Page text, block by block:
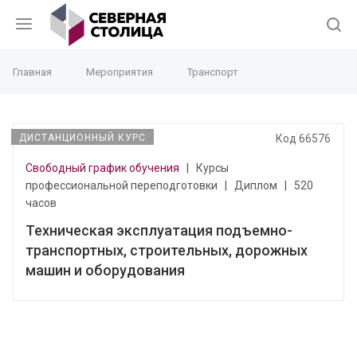
Главная Мероприятия Транспорт
ДИСТАНЦИОННЫЙ КУРС Код 66576
Свободный график обучения
Курсы
профессиональной переподготовки
Диплом
520
часов
Техническая эксплуатация подъемно-
транспортных, строительных, дорожных
машин и оборудования